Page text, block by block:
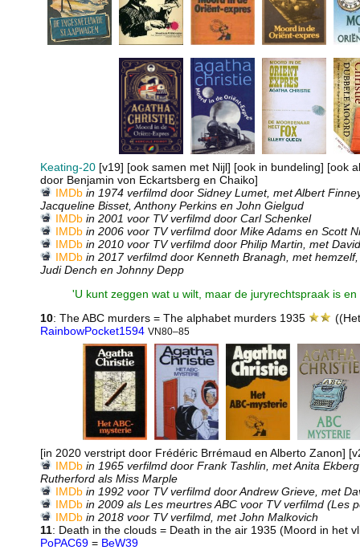
Keating-20 [v19] [ook samen met Nijl] [ook in bundeling] [ook
door Benjamin von Eckartsberg en Chaiko]
IMDb in 1974 verfilmd door Sidney Lumet, met Albert
Jacqueline Bisset, Anthony Perkins en John Gielgud
IMDb in 2001 voor TV verfilmd door Carl Schenkel
IMDb in 2006 voor TV verfilmd door Mike Adams en Scott
IMDb in 2010 voor TV verfilmd door Philip Martin, met
IMDb in 2017 verfilmd door Kenneth Branagh, met
Judi Dench en Johnny Depp
'U kunt zeggen wat u wilt, maar de juryrechtspraak is
10: The ABC murders = The alphabet murders 1935
RainbowPocket1594 VN80–85
[in 2020 verstript door Frédéric Brrémaud en Alberto Zanon]
IMDb in 1965 verfilmd door Frank Tashlin, met Anita
Rutherford als Miss Marple
IMDb in 1992 voor TV verfilmd door Andrew Grieve, met
IMDb in 2009 als Les meurtres ABC voor TV verfilmd (Les
IMDb in 2018 voor TV verfilmd, met John Malkovich
11: Death in the clouds = Death in the air 1935 (Moord in het
PoPAC69 = BeW39